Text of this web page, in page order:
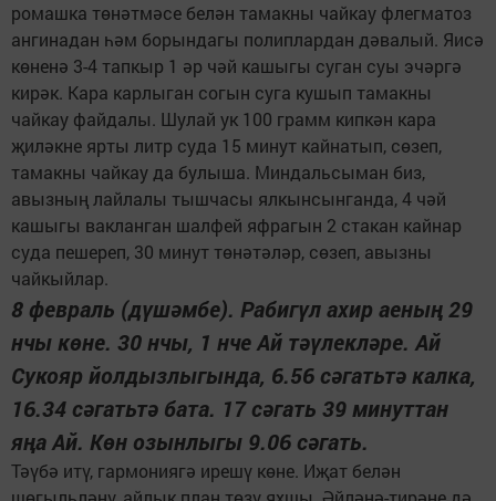
ромашка төнәтмәсе белән тамакны чайкау флегматоз
ангинадан һәм борындагы полиплардан дәвалый. Яисә
көненә 3-4 тапкыр 1 әр чәй кашыгы суган суы эчәргә
кирәк. Кара карлыган согын суга кушып тамакны
чайкау файдалы. Шулай ук 100 грамм кипкән кара
җиләкне ярты литр суда 15 минут кайнатып, сөзеп,
тамакны чайкау да булыша. Миндальсыман биз,
авызның лайлалы тышчасы ялкынсынганда, 4 чәй
кашыгы вакланган шалфей яфрагын 2 стакан кайнар
суда пешереп, 30 минут төнәтәләр, сөзеп, авызны
чайкыйлар.
8 февраль (дүшәмбе). Рабигүл ахир аеның 29
нчы көне. 30 нчы, 1 нче Ай тәүлекләре. Ай
Сукояр йолдызлыгында, 6.56 сәгатьтә калка,
16.34 сәгатьтә бата. 17 сәгать 39 минуттан
яңа Ай. Көн озынлыгы 9.06 сәгать.
Тәүбә итү, гармониягә ирешү көне. Иҗат белән